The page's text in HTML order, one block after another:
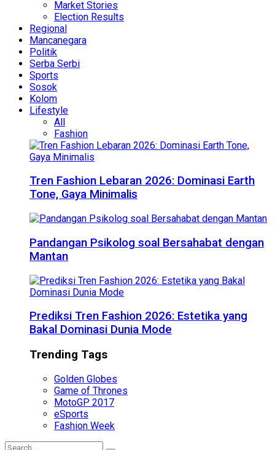
Market Stories
Election Results
Regional
Mancanegara
Politik
Serba Serbi
Sports
Sosok
Kolom
Lifestyle
All
Fashion
Tren Fashion Lebaran 2026: Dominasi Earth
Tone, Gaya Minimalis
Pandangan Psikolog soal Bersahabat dengan
Mantan
Prediksi Tren Fashion 2026: Estetika yang
Bakal Dominasi Dunia Mode
Trending Tags
Golden Globes
Game of Thrones
MotoGP 2017
eSports
Fashion Week